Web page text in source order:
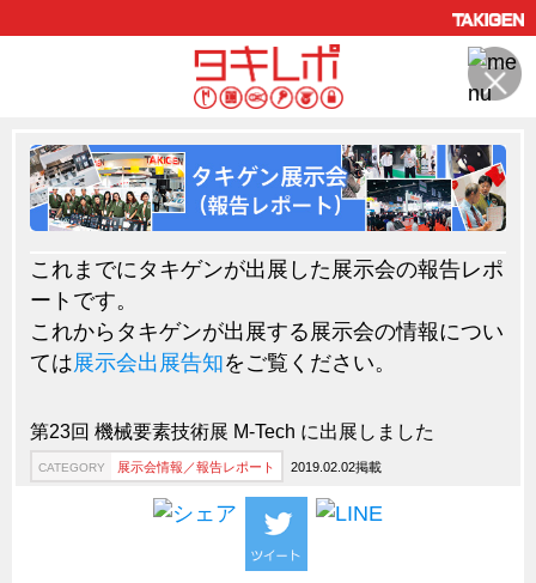
CATEGORY 製品情報
新製品ロケットニュース
製品開発秘話
How to 動画
ハイセキュリティ錠前TAKシリーズ
モニターアーム
CFRP（炭素繊維強化プラスチック）
これまでにタキゲンが出展した展示会の報告レポ
ートです。
これからタキゲンが出展する展示会の情報につい
ては展示会出展告知をご覧ください。
第23回 機械要素技術展 M-Tech に出展しました
CATEGORY 展示会情報／報告レポート 2019.02.02掲載